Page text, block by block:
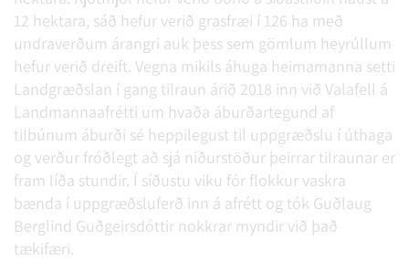
12 hektara, sáð hefur verið grasfræi í 126 ha með
undraverðum árangri auk þess sem gömlum heyrúllum
hefur verið dreift. Vegna mikils áhuga heimamanna setti
Landgræðslan í gang tilraun árið 2018 inn við Valafell á
Landmannaafrétti um hvaða áburðartegund af
tilbúnum áburði sé heppilegust til uppgræðslu í úthaga
og verður fróðlegt að sjá niðurstöður þeirrar tilraunar er
fram líða stundir. Í síðustu viku fór flokkur vaskra
bænda í uppgræðsluferð inn á afrétt og tók Guðlaug
Berglind Guðgeirsdóttir nokkrar myndir við það
tækifæri.